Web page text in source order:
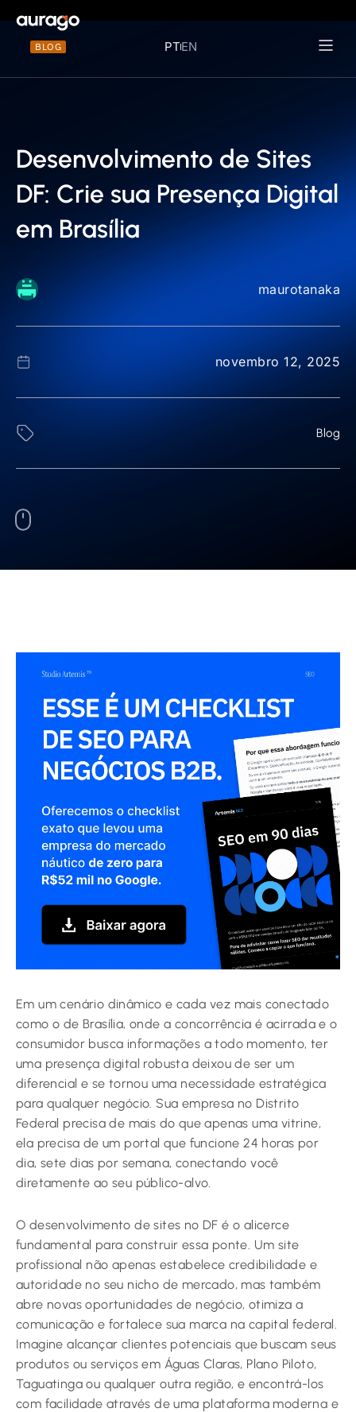
BLOG PTEN
Desenvolvimento de Sites
DF: Crie sua Presença Digital
em Brasília
maurotanaka
novembro 12, 2025
Blog
Em um cenário dinâmico e cada vez mais conectado
como o de Brasília, onde a concorrência é acirrada e o
consumidor busca informações a todo momento, ter
uma presença digital robusta deixou de ser um
diferencial e se tornou uma necessidade estratégica
para qualquer negócio. Sua empresa no Distrito
Federal precisa de mais do que apenas uma vitrine,
ela precisa de um portal que funcione 24 horas por
dia, sete dias por semana, conectando você
diretamente ao seu público-alvo.
O desenvolvimento de sites no DF é o alicerce
fundamental para construir essa ponte. Um site
profissional não apenas estabelece credibilidade e
autoridade no seu nicho de mercado, mas também
abre novas oportunidades de negócio, otimiza a
comunicação e fortalece sua marca na capital federal.
Imagine alcançar clientes potenciais que buscam seus
produtos ou serviços em Águas Claras, Plano Piloto,
Taguatinga ou qualquer outra região, e encontrá-los
com facilidade através de uma plataforma moderna e